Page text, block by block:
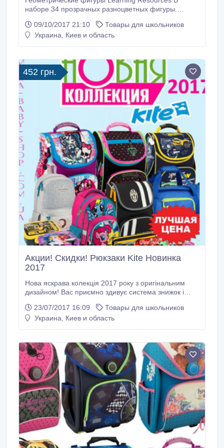
наборе 34 прозрачных разноцветных фигуры.
площади, фракций, логики и узоров. Формы
обозначены буквами и изготовлены из
09/10/2017 21:10
Товары для школьников
Украина, Киев и область
452 грн.
Акции! Скидки! Рюкзаки Kite Новинка
2017
Нова яскрава колекція 2017 року з оригінальним
дизайном! Вас приємно здивує система знижок і
магазині, а також безперервне поповнення
асортименту. Рюкзаки та сумки для дошкільнят,
23/07/2017 16:09
Товары для школьников
Украина, Киев и область